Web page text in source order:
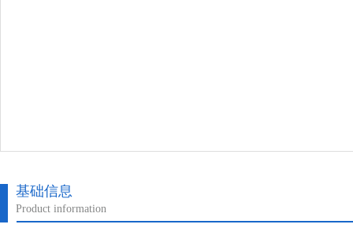
基础信息
Product information